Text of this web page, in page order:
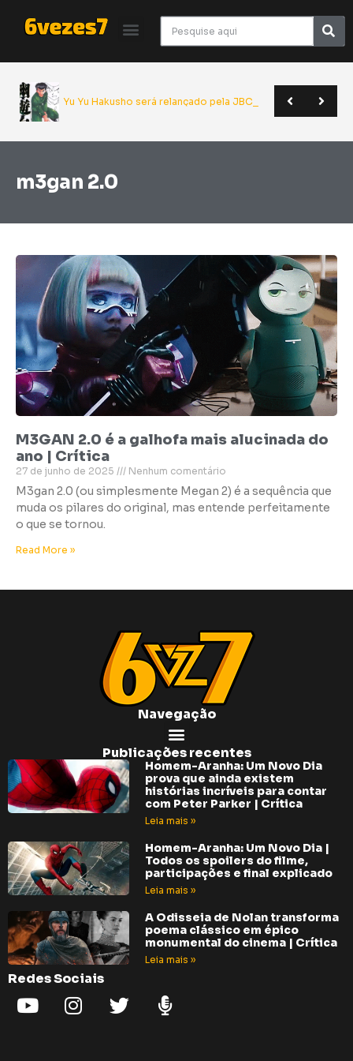
m3gan 2.0
M3GAN 2.0 é a galhofa mais alucinada do
ano | Crítica
27 de junho de 2025 Nenhum comentário
M3gan 2.0 (ou simplesmente Megan 2) é a sequência que
muda os pilares do original, mas entende perfeitamente
o que se tornou.
Read More »
Navegação
Publicações recentes
Homem-Aranha: Um Novo Dia
prova que ainda existem
histórias incríveis para contar
com Peter Parker | Crítica
Leia mais »
Homem-Aranha: Um Novo Dia |
Todos os spoilers do filme,
participações e final explicado
Leia mais »
A Odisseia de Nolan transforma
poema clássico em épico
monumental do cinema | Crítica
Leia mais »
Redes Sociais